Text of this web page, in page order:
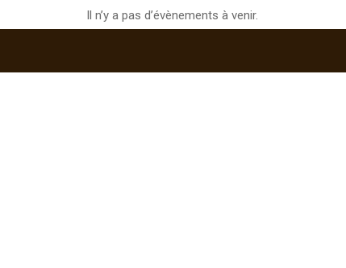
Il n’y a pas d’évènements à venir.